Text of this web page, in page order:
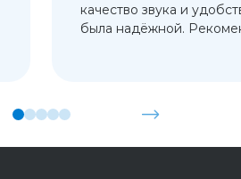
качество звука и
была надёжной.